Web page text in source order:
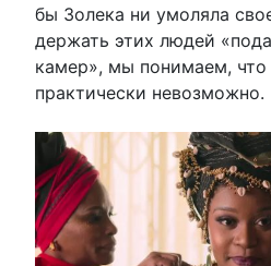
бы Золека ни умоляла
держать этих людей
камер», мы понимаем, что
практически невозможно.